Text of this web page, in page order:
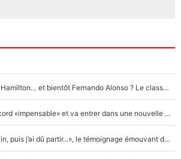
Max Verstappen, Lewis Hamilton… et bientôt Fernando Alonso ? Le classement des pilotes les mieux payés en Formule 1 risque de changer !
F1 - Alpine signe un accord «impensable» et va entrer dans une nouvelle dimension : Grande nouvelle pour Pierre Gasly !
F1 : « Je lui ai fait un câlin, puis j’ai dû partir...», le témoignage émouvant de Max Verstappen sur sa fille